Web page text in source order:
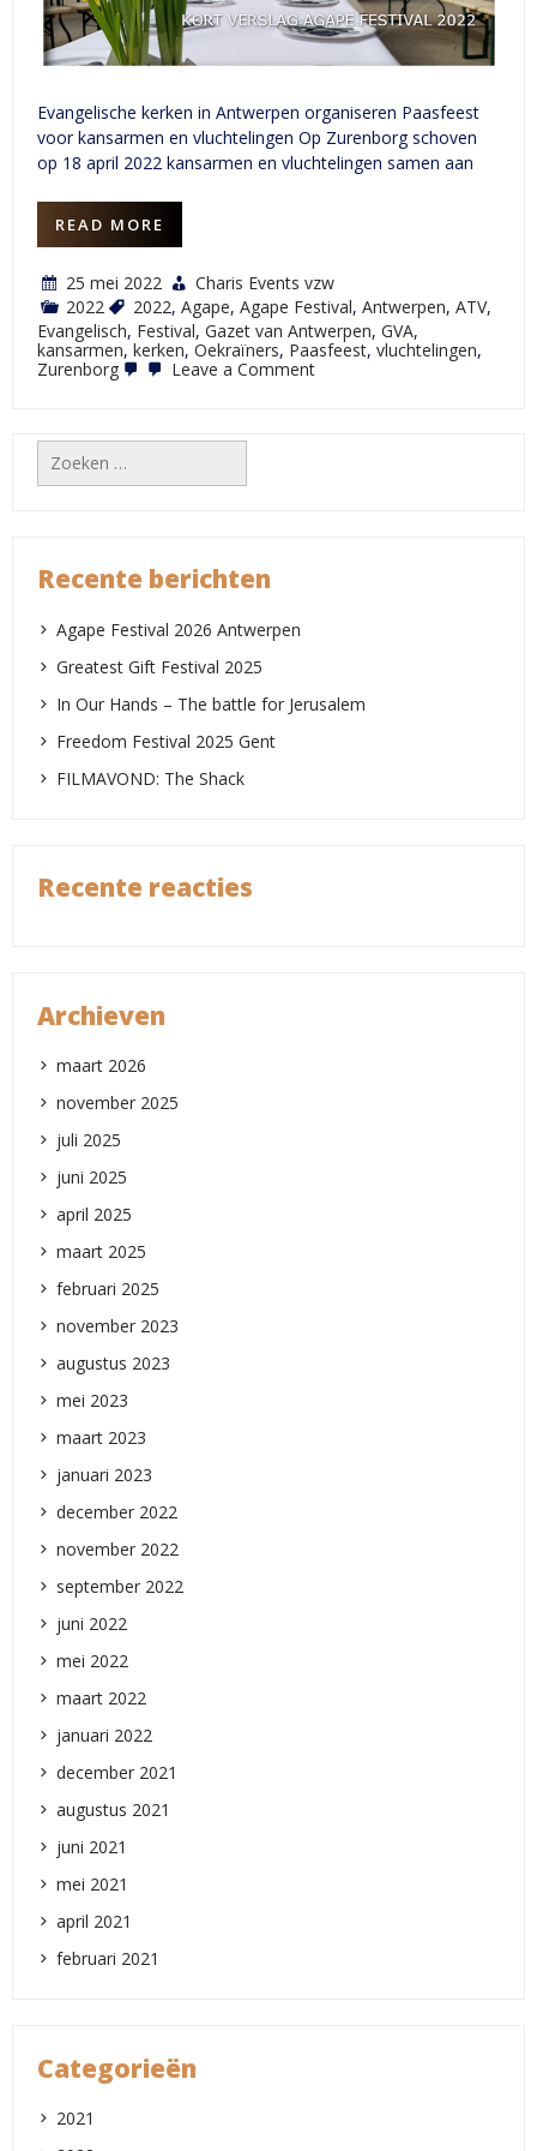
Evangelische kerken in Antwerpen organiseren Paasfeest
voor kansarmen en vluchtelingen Op Zurenborg schoven
op 18 april 2022 kansarmen en vluchtelingen samen aan
READ MORE
25 mei 2022
Charis Events vzw
2022
2022, Agape, Agape Festival, Antwerpen, ATV,
Evangelisch, Festival, Gazet van Antwerpen, GVA,
kansarmen, kerken, Oekraïners, Paasfeest, vluchtelingen,
Zurenborg
Leave a Commenton
Zoeken
naar:
Recente berichten
Agape Festival 2026 Antwerpen
Greatest Gift Festival 2025
In Our Hands – The battle for Jerusalem
Freedom Festival 2025 Gent
FILMAVOND: The Shack
Recente reacties
Archieven
maart 2026
november 2025
juli 2025
juni 2025
april 2025
maart 2025
februari 2025
november 2023
augustus 2023
mei 2023
maart 2023
januari 2023
december 2022
november 2022
september 2022
juni 2022
mei 2022
maart 2022
januari 2022
december 2021
augustus 2021
juni 2021
mei 2021
april 2021
februari 2021
Categorieën
2021